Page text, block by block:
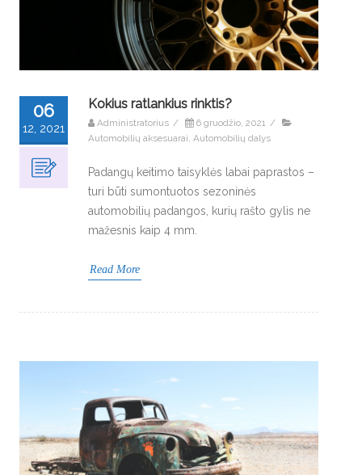
06
12, 2021
Kokius ratlankius rinktis?
Administratorius / 6 gruodžio, 2021 /
Automobilių aksesuarai, Automobilių dalys
Padangų keitimo taisyklės labai paprastos –
turi būti sumontuotos sezoninės
automobilių padangos, kurių rašto gylis ne
mažesnis kaip 4 mm.
Read More